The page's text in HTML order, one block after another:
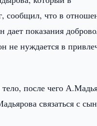
сообщил, что в
дает показания
не нуждается в
после чего
связаться с